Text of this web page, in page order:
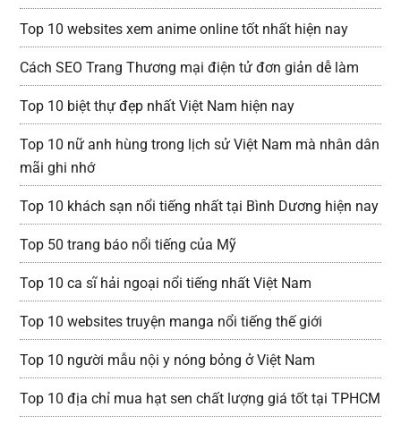
Top 10 websites xem anime online tốt nhất hiện nay
Cách SEO Trang Thương mại điện tử đơn giản dễ làm
Top 10 biệt thự đẹp nhất Việt Nam hiện nay
Top 10 nữ anh hùng trong lịch sử Việt Nam mà nhân dân
mãi ghi nhớ
Top 10 khách sạn nổi tiếng nhất tại Bình Dương hiện nay
Top 50 trang báo nổi tiếng của Mỹ
Top 10 ca sĩ hải ngoại nổi tiếng nhất Việt Nam
Top 10 websites truyện manga nổi tiếng thế giới
Top 10 người mẫu nội y nóng bỏng ở Việt Nam
Top 10 địa chỉ mua hạt sen chất lượng giá tốt tại TPHCM